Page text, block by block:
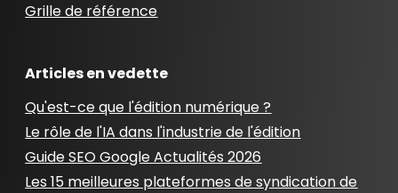
Grille de référence
Articles en vedette
Qu'est-ce que l'édition numérique ?
Le rôle de l'IA dans l'industrie de l'édition
Guide SEO Google Actualités 2026
Les 15 meilleures plateformes de syndication de